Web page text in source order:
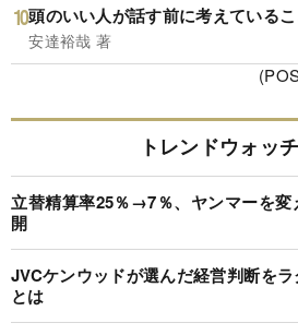
頭のいい人が話す前に考えているこ
安達裕哉 著
トレンドウォッチ
立替精算率25％→7％、ヤンマーを変
開
JVCケンウッドが選んだ経営判断を
とは